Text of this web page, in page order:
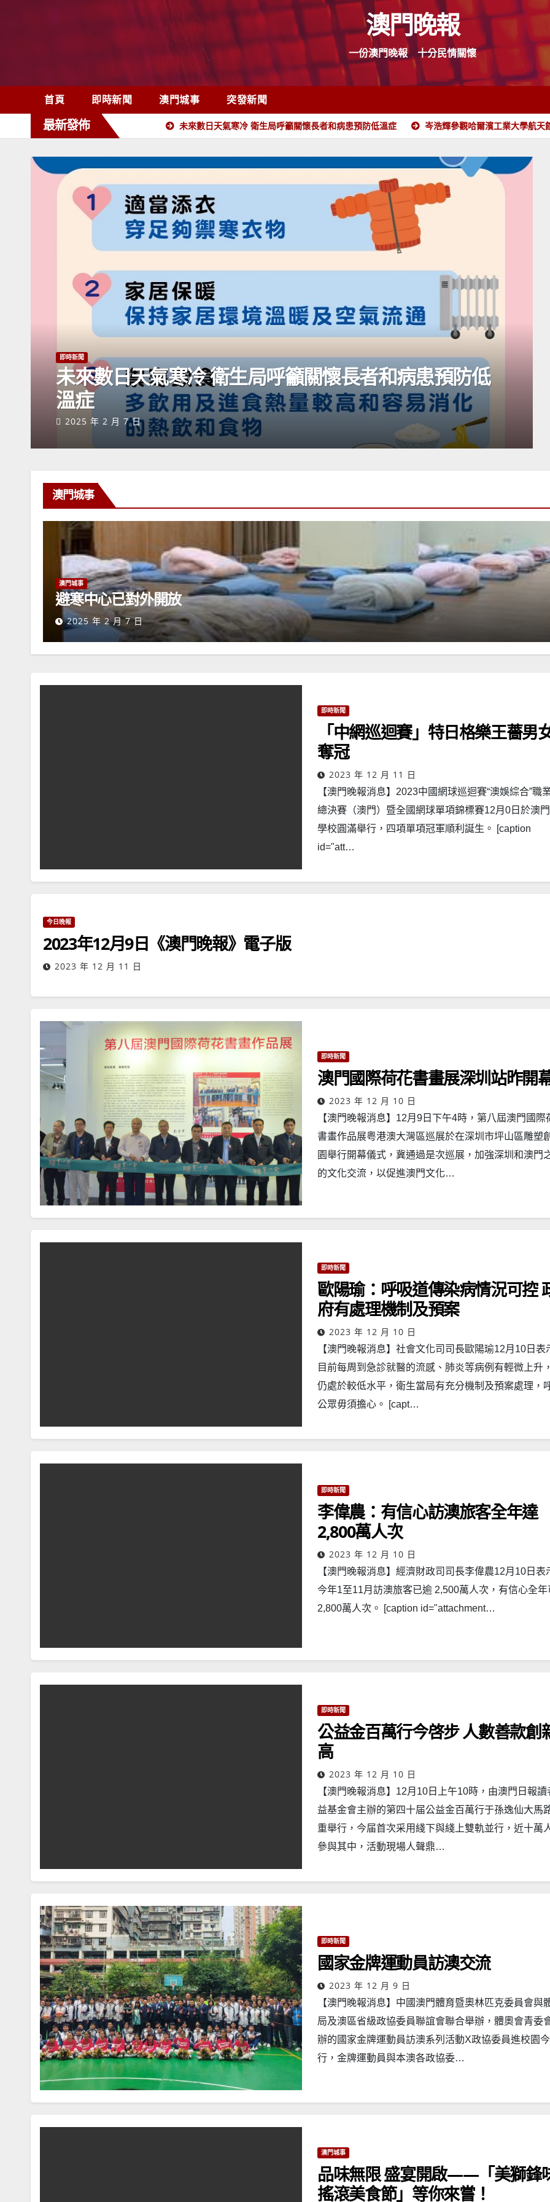
澳門晚報
一份澳門晚報 十分民情關懷
首頁 即時新聞 澳門城事
突發新聞
最新發佈
未來數日天氣寒冷 衛生局呼籲關懷長者和病患預防低溫症 岑浩輝參觀哈爾濱工業大學航天
即時新聞
未來數日天氣寒冷 衛生局呼籲關懷長者和病患預防低
溫症
2025 年 2 月 7 日
澳門城事
澳門城事
避寒中心已對外開放
2025 年 2 月 7 日
即時新聞
「中網巡迴賽」特日格樂王薔男
奪冠
2023 年 12 月 11 日
【澳門晚報消息】2023中國網球巡迴賽“澳娛綜合”職
總決賽（澳門）暨全國網球單項錦標賽12月0日於澳
學校圓滿舉行，四項單項冠軍順利誕生。 [caption
id="att…
今日晚報
2023年12月9日《澳門晚報》電子版
2023 年 12 月 11 日
即時新聞
澳門國際荷花書畫展深圳站昨開
2023 年 12 月 10 日
【澳門晚報消息】12月9日下午4時，第八屆澳門國際
書畫作品展粤港澳大灣區巡展於在深圳市坪山區雕塑
園舉行開幕儀式，冀通過是次巡展，加強深圳和澳門
的文化交流，以促進澳門文化…
即時新聞
歐陽瑜：呼吸道傳染病情況可控 政
府有處理機制及預案
2023 年 12 月 10 日
【澳門晚報消息】社會文化司司長歐陽瑜12月10日表
目前每周到急診就醫的流感、肺炎等病例有輕微上升
仍處於較低水平，衛生當局有充分機制及預案處理，
公眾毋須擔心。 [capt…
即時新聞
李偉農：有信心訪澳旅客全年達
2,800萬人次
2023 年 12 月 10 日
【澳門晚報消息】經濟財政司司長李偉農12月10日表
今年1至11月訪澳旅客已逾 2,500萬人次，有信心全年
2,800萬人次。 [caption id="attachment…
即時新聞
公益金百萬行今啓步 人數善款創
高
2023 年 12 月 10 日
【澳門晚報消息】12月10日上午10時，由澳門日報讀
益基金會主辦的第四十届公益金百萬行于孫逸仙大馬
重舉行，今届首次采用綫下與綫上雙軌並行，近十萬
參與其中，活動現場人聲鼎…
即時新聞
國家金牌運動員訪澳交流
2023 年 12 月 9 日
【澳門晚報消息】中國澳門體育暨奧林匹克委員會與
局及澳區省級政協委員聯誼會聯合舉辦，體奧會青委
辦的國家金牌運動員訪澳系列活動X政協委員進校園
行，金牌運動員與本澳各政協委…
澳門城事
品味無限 盛宴開啟——「美獅鋒味
搖滾美食節」等你來嘗！